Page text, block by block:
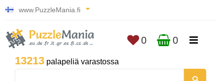
www.PuzzleMania.fi
13213 palapeliä varastossa
0 0